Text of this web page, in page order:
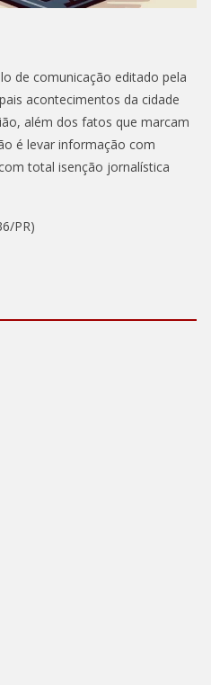
de comunicação editado pela
acontecimentos da cidade
além dos fatos que marcam
é levar informação com
total isenção jornalística
PR)